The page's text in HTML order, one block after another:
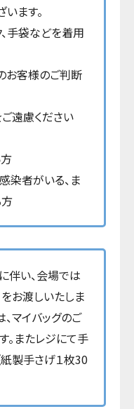
ます。
手袋などを着用
お客様のご判断
遠慮ください
染者がいる、ま
伴い、会場では
お渡しいたしま
マイバッグのご
。またレジにて手
製手さげ１枚30